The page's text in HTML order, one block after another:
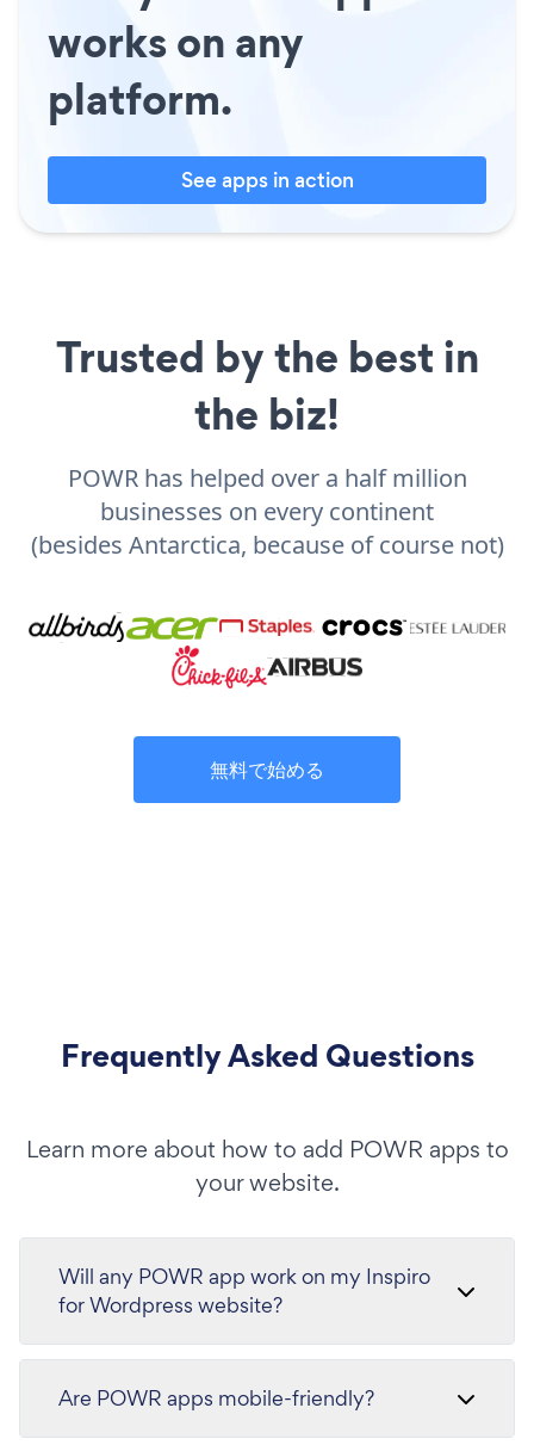
works on any
platform.
See apps in action
Trusted by the best in
the biz!
POWR has helped over a half million
businesses on every continent
(besides Antarctica, because of course not)
無料で始める
Frequently Asked Questions
Learn more about how to add POWR apps to
your website.
Will any POWR app work on my Inspiro
for Wordpress website?
Are POWR apps mobile-friendly?